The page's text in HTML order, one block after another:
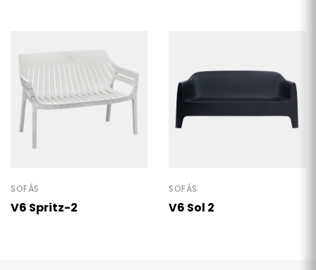
SOFÁS
V6 Spritz-2
SOFÁS
V6 Sol 2